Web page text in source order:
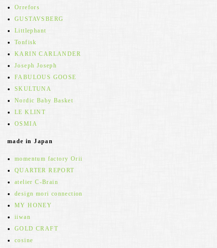
Orrefors
GUSTAVSBERG
Littlephant
Tonfisk
KARIN CARLANDER
Joseph Joseph
FABULOUS GOOSE
SKULTUNA
Nordic Baby Basket
LE KLINT
OSMIA
made in Japan
momentum factory Orii
QUARTER REPORT
atelier C-Brain
design mori connection
MY HONEY
iiwan
GOLD CRAFT
cosine